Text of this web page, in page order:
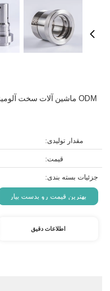
مقدار تولیدی:
قیمت:
جزئیات بسته بندی:
بهترین قیمت رو بدست بیار
اطلاعات دقیق